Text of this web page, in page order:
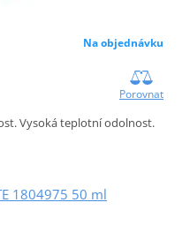
Na objednávku
Porovnat
Vysoká teplotní odolnost.
1804975 50 ml